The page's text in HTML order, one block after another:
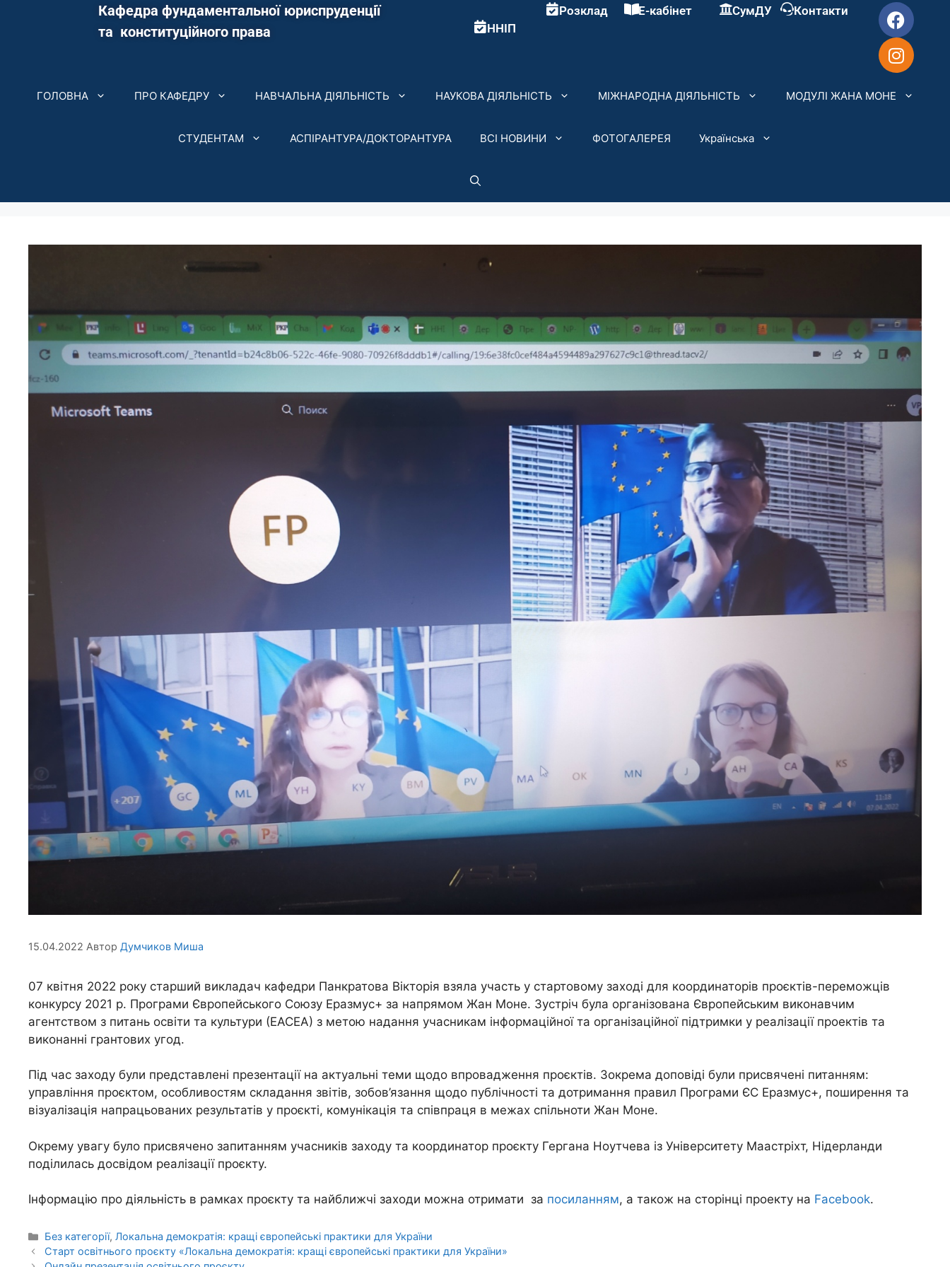
Кафедра фундаментальної юриспруденції
та конституційного права
ННІП
Розклад Е-кабінет СумДУ Контакти
ГОЛОВНА ПРО КАФЕДРУ НАВЧАЛЬНА ДІЯЛЬНІСТЬ НАУКОВА ДІЯЛЬНІСТЬ МІЖНАРОДНА ДІЯЛЬНІСТЬ МОДУЛІ ЖАНА МОНЕ
СТУДЕНТАМ АСПІРАНТУРА/ДОКТОРАНТУРА ВСІ НОВИНИ ФОТОГАЛЕРЕЯ Українська
15.04.2022 Автор Думчиков Миша
07 квітня 2022 року старший викладач кафедри Панкратова Вікторія взяла участь у стартовому заході для координаторів проєктів-переможців
конкурсу 2021 р. Програми Європейського Союзу Еразмус+ за напрямом Жан Моне. Зустріч була організована Європейським виконавчим
агентством з питань освіти та культури (ЕАСЕА) з метою надання учасникам інформаційної та організаційної підтримки у реалізації проектів та
виконанні грантових угод.
Під час заходу були представлені презентації на актуальні теми щодо впровадження проєктів. Зокрема доповіді були присвячені питанням:
управління проєктом, особливостям складання звітів, зобов’язання щодо публічності та дотримання правил Програми ЄС Еразмус+, поширення та
візуалізація напрацьованих результатів у проєкті, комунікація та співпраця в межах спільноти Жан Моне.
Окрему увагу було присвячено запитанням учасників заходу та координатор проєкту Гергана Ноутчева із Університету Маастріхт, Нідерланди
поділилась досвідом реалізації проєкту.
Інформацію про діяльність в рамках проєкту та найближчі заходи можна отримати за посиланням, а також на сторінці проекту на Facebook.
Без категорії,Локальна демократія: кращі європейські практики для України
Старт освітнього проєкту «Локальна демократія: кращі європейські практики для України»